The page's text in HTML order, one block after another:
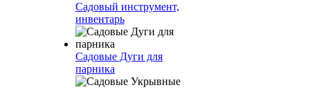
Садовый инструмент,
инвентарь
Садовые Дуги для
парника